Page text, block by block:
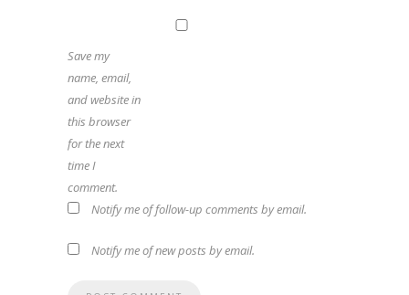
Save my
name, email,
and website in
this browser
for the next
time I
comment.
Notify me of follow-up comments by email.
Notify me of new posts by email.